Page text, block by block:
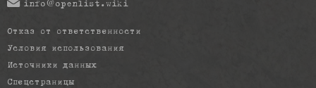
info@openlist.wiki
Отказ от ответственности
Условия использования
Источники данных
Спецстраницы